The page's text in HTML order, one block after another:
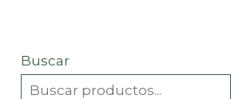
Buscar